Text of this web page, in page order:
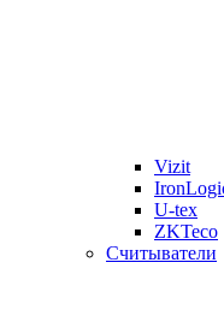
Vizit
U-tex
ZKTeco
Считыватели